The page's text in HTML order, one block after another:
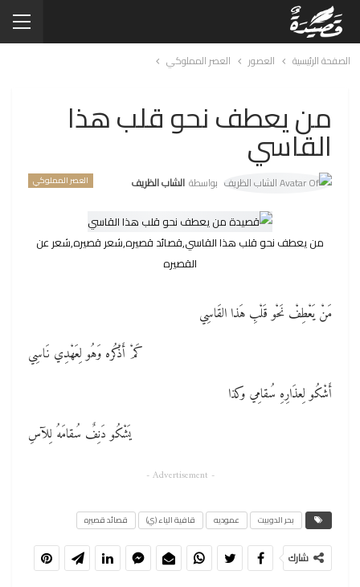
الصفحة الرئيسية العصور العصر المملوكي
من يعطف نحو قلب هذا
القاسي
العصر المملوكي بواسطة الشاب الظريف
من يعطف نحو قلب هذا القاسي,قصائد قصيره,شعر قصيره,شعر عن
القصيره
مَنْ يَعْطِفْ نَحْو قَلْبِ هَذا القَاسِي
كَمْ أَذْكُره وَهُو لِعَهْدِي نَاسِي
أَشْكُو لِعذَارِهِ سُقامِي وكذا
يَشْكُو دَنِفٌ سُقامَهُ لِلآسِ
- Advertisement -
بحر الدوبيت عموديه قافية الياء (ي) قصائد قصيره
شارك